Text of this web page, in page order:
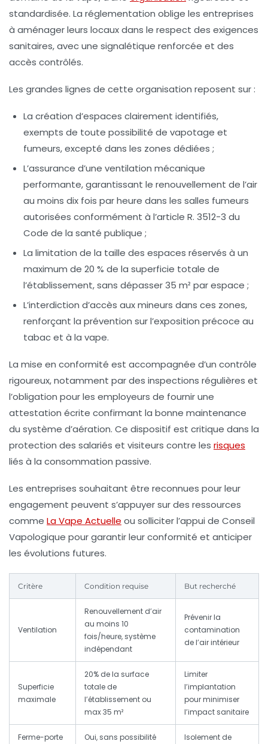
standardisée. La réglementation oblige les entreprises
à aménager leurs locaux dans le respect des exigences
sanitaires, avec une signalétique renforcée et des
accès contrôlés.
Les grandes lignes de cette organisation reposent sur :
La création d’espaces clairement identifiés,
exempts de toute possibilité de vapotage et
fumeurs, excepté dans les zones dédiées ;
L’assurance d’une ventilation mécanique
performante, garantissant le renouvellement de l’air
au moins dix fois par heure dans les salles fumeurs
autorisées conformément à l’article R. 3512-3 du
Code de la santé publique ;
La limitation de la taille des espaces réservés à un
maximum de 20 % de la superficie totale de
l’établissement, sans dépasser 35 m² par espace ;
L’interdiction d’accès aux mineurs dans ces zones,
renforçant la prévention sur l’exposition précoce au
tabac et à la vape.
La mise en conformité est accompagnée d’un contrôle
rigoureux, notamment par des inspections régulières et
l’obligation pour les employeurs de fournir une
attestation écrite confirmant la bonne maintenance
du système d’aération. Ce dispositif est critique dans la
protection des salariés et visiteurs contre les risques
liés à la consommation passive.
Les entreprises souhaitant être reconnues pour leur
engagement peuvent s’appuyer sur des ressources
comme La Vape Actuelle ou solliciter l’appui de Conseil
Vapologique pour garantir leur conformité et anticiper
les évolutions futures.
Critère Condition requise But recherché
Ventilation
Renouvellement d’air
au moins 10
fois/heure, système
indépendant
Prévenir la
contamination
de l’air intérieur
Superficie
maximale
20% de la surface
totale de
l’établissement ou
max 35 m²
Limiter
l’implantation
pour minimiser
l’impact sanitaire
Ferme-porte
Oui, sans possibilité
Isolement de